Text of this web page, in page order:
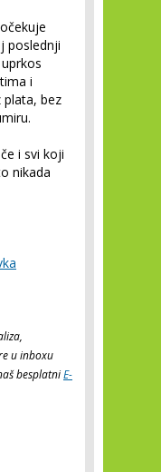
poslednji
i
plata, bez
i svi koji
nikada
u inboxu
besplatniE-